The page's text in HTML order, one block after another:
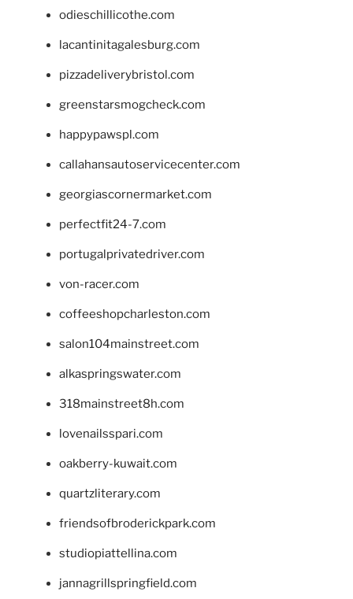
odieschillicothe.com
lacantinitagalesburg.com
pizzadeliverybristol.com
greenstarsmogcheck.com
happypawspl.com
callahansautoservicecenter.com
georgiascornermarket.com
perfectfit24-7.com
portugalprivatedriver.com
von-racer.com
coffeeshopcharleston.com
salon104mainstreet.com
alkaspringswater.com
318mainstreet8h.com
lovenailsspari.com
oakberry-kuwait.com
quartzliterary.com
friendsofbroderickpark.com
studiopiattellina.com
jannagrillspringfield.com